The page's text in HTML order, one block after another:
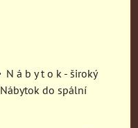
N á b y t o k - široký
Nábytok do spální